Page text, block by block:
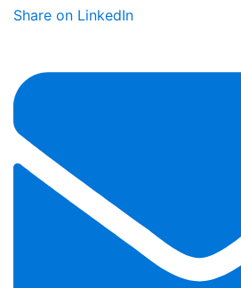
Share on LinkedIn